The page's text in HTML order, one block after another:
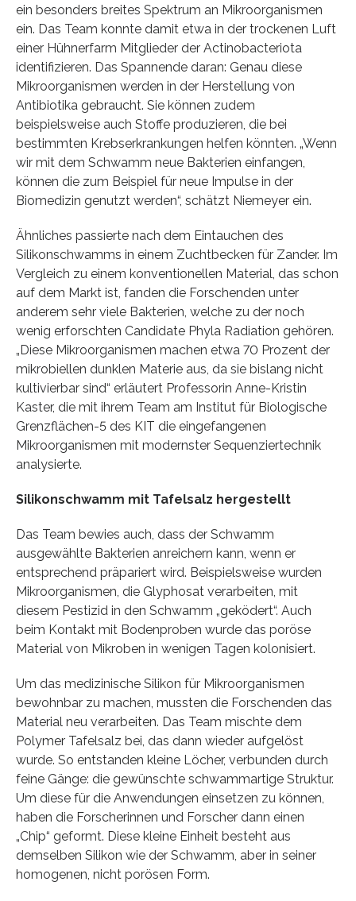
ein besonders breites Spektrum an Mikroorganismen
ein. Das Team konnte damit etwa in der trockenen Luft
einer Hühnerfarm Mitglieder der Actinobacteriota
identifizieren. Das Spannende daran: Genau diese
Mikroorganismen werden in der Herstellung von
Antibiotika gebraucht. Sie können zudem
beispielsweise auch Stoffe produzieren, die bei
bestimmten Krebserkrankungen helfen könnten. „Wenn
wir mit dem Schwamm neue Bakterien einfangen,
können die zum Beispiel für neue Impulse in der
Biomedizin genutzt werden“, schätzt Niemeyer ein.
Ähnliches passierte nach dem Eintauchen des
Silikonschwamms in einem Zuchtbecken für Zander. Im
Vergleich zu einem konventionellen Material, das schon
auf dem Markt ist, fanden die Forschenden unter
anderem sehr viele Bakterien, welche zu der noch
wenig erforschten Candidate Phyla Radiation gehören.
„Diese Mikroorganismen machen etwa 70 Prozent der
mikrobiellen dunklen Materie aus, da sie bislang nicht
kultivierbar sind“ erläutert Professorin Anne-Kristin
Kaster, die mit ihrem Team am Institut für Biologische
Grenzflächen-5 des KIT die eingefangenen
Mikroorganismen mit modernster Sequenziertechnik
analysierte.
Silikonschwamm mit Tafelsalz hergestellt
Das Team bewies auch, dass der Schwamm
ausgewählte Bakterien anreichern kann, wenn er
entsprechend präpariert wird. Beispielsweise wurden
Mikroorganismen, die Glyphosat verarbeiten, mit
diesem Pestizid in den Schwamm „geködert“. Auch
beim Kontakt mit Bodenproben wurde das poröse
Material von Mikroben in wenigen Tagen kolonisiert.
Um das medizinische Silikon für Mikroorganismen
bewohnbar zu machen, mussten die Forschenden das
Material neu verarbeiten. Das Team mischte dem
Polymer Tafelsalz bei, das dann wieder aufgelöst
wurde. So entstanden kleine Löcher, verbunden durch
feine Gänge: die gewünschte schwammartige Struktur.
Um diese für die Anwendungen einsetzen zu können,
haben die Forscherinnen und Forscher dann einen
„Chip“ geformt. Diese kleine Einheit besteht aus
demselben Silikon wie der Schwamm, aber in seiner
homogenen, nicht porösen Form.